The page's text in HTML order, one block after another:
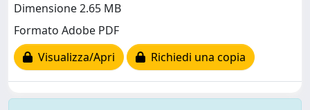
Dimensione 2.65 MB
Formato Adobe PDF
Visualizza/Apri
Richiedi una copia